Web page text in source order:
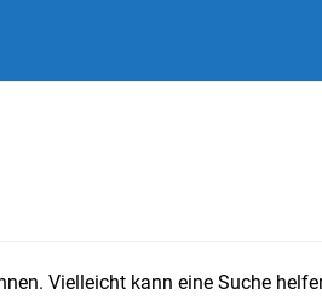
Vielleicht kann eine Suche